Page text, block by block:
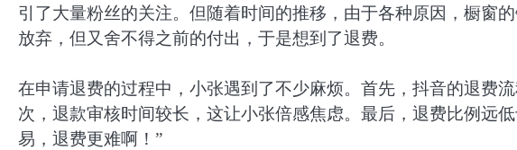
引了大量粉丝的关注。但随着时间的推移，由于各种原因，橱窗
放弃，但又舍不得之前的付出，于是想到了退费。
在申请退费的过程中，小张遇到了不少麻烦。首先，抖音的退费
次，退款审核时间较长，这让小张倍感焦虑。最后，退费比例远
易，退费更难啊！”